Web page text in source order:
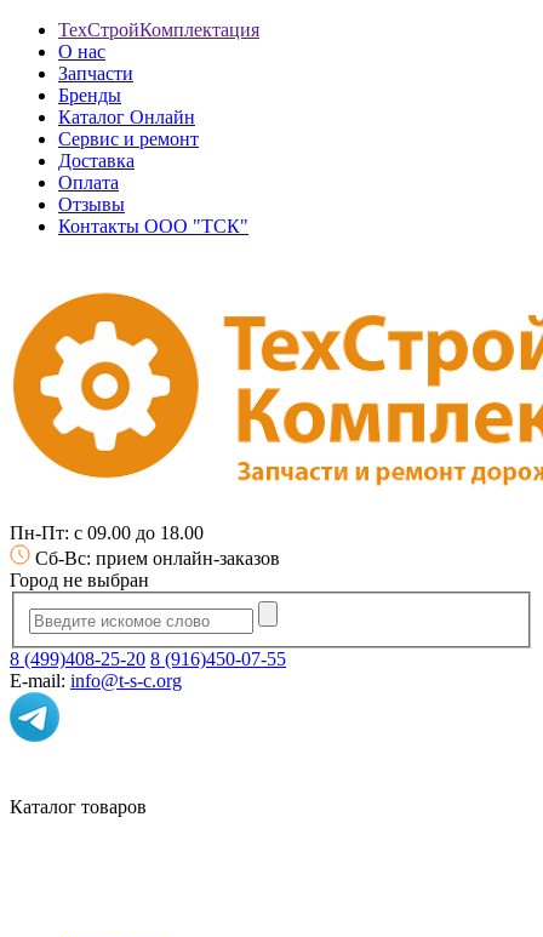
ТехСтройКомплектация
О нас
Запчасти
Бренды
Каталог Онлайн
Сервис и ремонт
Доставка
Оплата
Отзывы
Контакты ООО "ТСК"
Пн-Пт: с 09.00 до 18.00
Сб-Вс: прием онлайн-заказов
Город не выбран
8 (499)408-25-20 8 (916)450-07-55
E-mail: info@t-s-c.org
Каталог товаров